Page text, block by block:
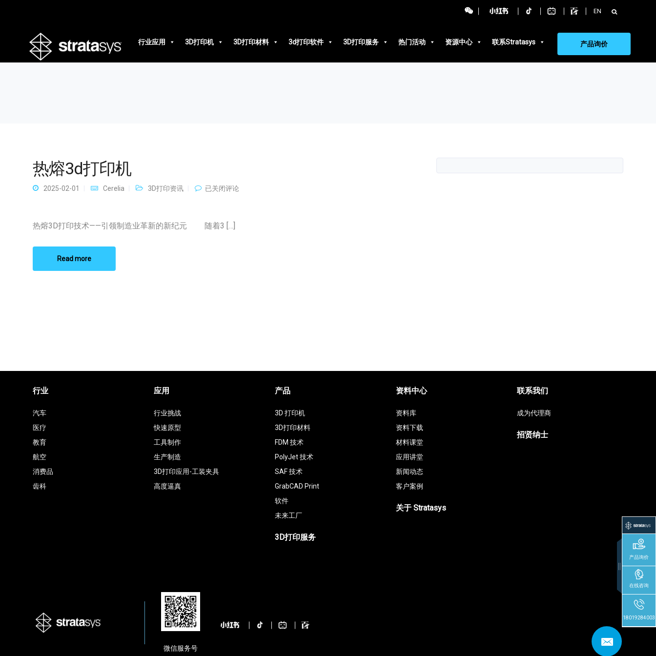
EN 搜
索：
行业应用
3D打印机 3D打印材料 3d打印软件 3D打印服务 热门活动 资源中心 联系Stratasys 产品询价
热熔3d打印机
2025-02-01 Cerelia 3D打印资讯
热
印
机
已关闭评论
热熔3D打印技术——引领制造业革新的新纪元 随着3 […]
Read more
行业
汽车
医疗
教育
航空
消费品
齿科
应用
行业挑战
快速原型
工具制作
生产制造
3D打印应用-工装夹具
高度逼真
产品
3D 打印机
3D打印材料
FDM 技术
PolyJet 技术
SAF 技术
GrabCAD Print
软件
未来工厂
3D打印服务
资料中心
资料库
资料下载
材料课堂
应用讲堂
新闻动态
客户案例
关于 Stratasys
联系我们
成为代理商
招贤纳士
微信服务号
产品询价
在线咨询
18019284003